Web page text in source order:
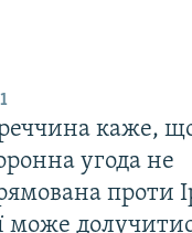
каже, що
угода не
проти
може